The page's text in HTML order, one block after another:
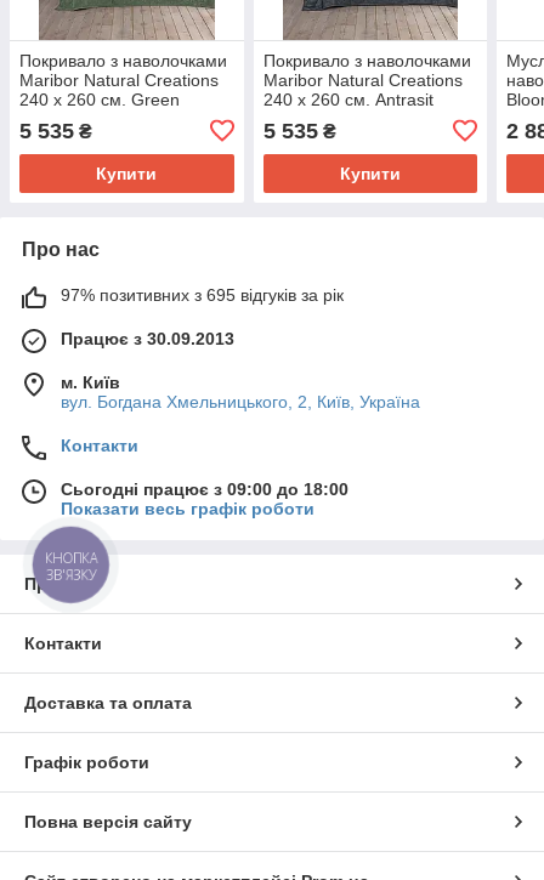
Покривало з наволочками
Maribor Natural Creations
240 х 260 см. Green
5 535 ₴
Купити
Покривало з наволочками
Maribor Natural Creations
240 х 260 см. Antrasit
5 535₴
Купити
2
Про нас
97% позитивних з 695 відгуків за рік
Працює з 30.09.2013
м. Київ
вул. Богдана Хмельницького, 2, Київ, Україна
Контакти
Сьогодні працює з 09:00 до 18:00
Показати весь графік роботи
Про нас
Контакти
Доставка та оплата
Графік роботи
Повна версія сайту
КНОПКА
ЗВ'ЯЗКУ